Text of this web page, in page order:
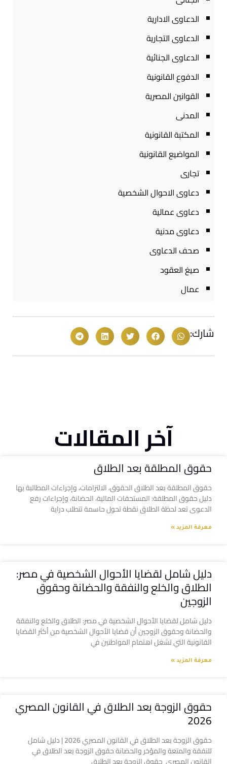
الدعاوى الادارية
الدعاوى التجارية
الدعاوى الجنائية
الدفوع القانونية
القوانين المصرية
المدنى
المكتبة القانونية
المواضيع القانونية
تجارى
دعاوى الاحوال الشخصية
دعاوى عمالية
دعاوى مدنية
صحف الدعاوى
صيغ العقود
عمال
شارك:
آخر المقالات
حقوق المطلقة بعد الطلاق
حقوق المطلقة بعد الطلاق الحقوق، الالتزامات، وإجراءات المطالبة بها
دليل حقوق المطلقة: المستحقات المالية، الحضانة، وإجراءات رفع
الدعوى تعد لحظة الطلاق نقطة تحول حاسمة تتطلب دراية
معرفة المزيد »
دليل شامل لقضايا الأحوال الشخصية في مصر:
الطلاق والخلع والنفقة والحضانة وحقوق
الزوجين
دليل شامل لقضايا الأحوال الشخصية في مصر: الطلاق والخلع والنفقة
والحضانة وحقوق الزوجين أن قضايا الأحوال الشخصية من أكثر القضايا
القانونية التي تشغل اهتمام المواطنين في
معرفة المزيد »
حقوق الزوجة بعد الطلاق في القانون المصري
2026
حقوق الزوجة بعد الطلاق في القانون المصري 2026 | دليل شامل
للنفقة والمتعة والمؤخر والحضانة حقوق الزوجة بعد الطلاق في